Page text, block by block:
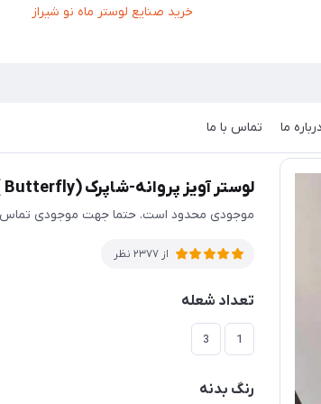
درباره ما تماس با ما
لوستر آویز پروانه-شاپرک (Butterfly ) اصلی (دو سایز)
موجودی محدود است. حتما جهت موجودی تماس
از 2377 نظر
تعداد شعله
1
3
رنگ بدنه